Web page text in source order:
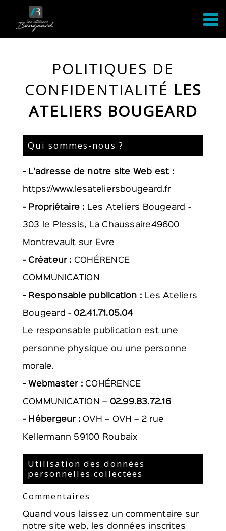
Passer
contenu
POLITIQUES DE
CONFIDENTIALITÉ LES
ATELIERS BOUGEARD
Qui sommes-nous ?
- L'adresse de notre site Web est :
https://www.lesateliersbougeard.fr
- Propriétaire : Les Ateliers Bougeard -
303 le Plessis, La Chaussaire49600
Montrevault sur Evre
- Créateur : COHÉRENCE
COMMUNICATION
- Responsable publication : Les Ateliers
Bougeard -02.41.71.05.04
Le responsable publication est une
personne physique ou une personne
morale.
- Webmaster : COHÉRENCE
COMMUNICATION – 02.99.83.72.16
- Hébergeur : OVH – OVH – 2 rue
Kellermann 59100 Roubaix
Utilisation des données
personnelles collectées
Commentaires
Quand vous laissez un commentaire sur
notre site web, les données inscrites